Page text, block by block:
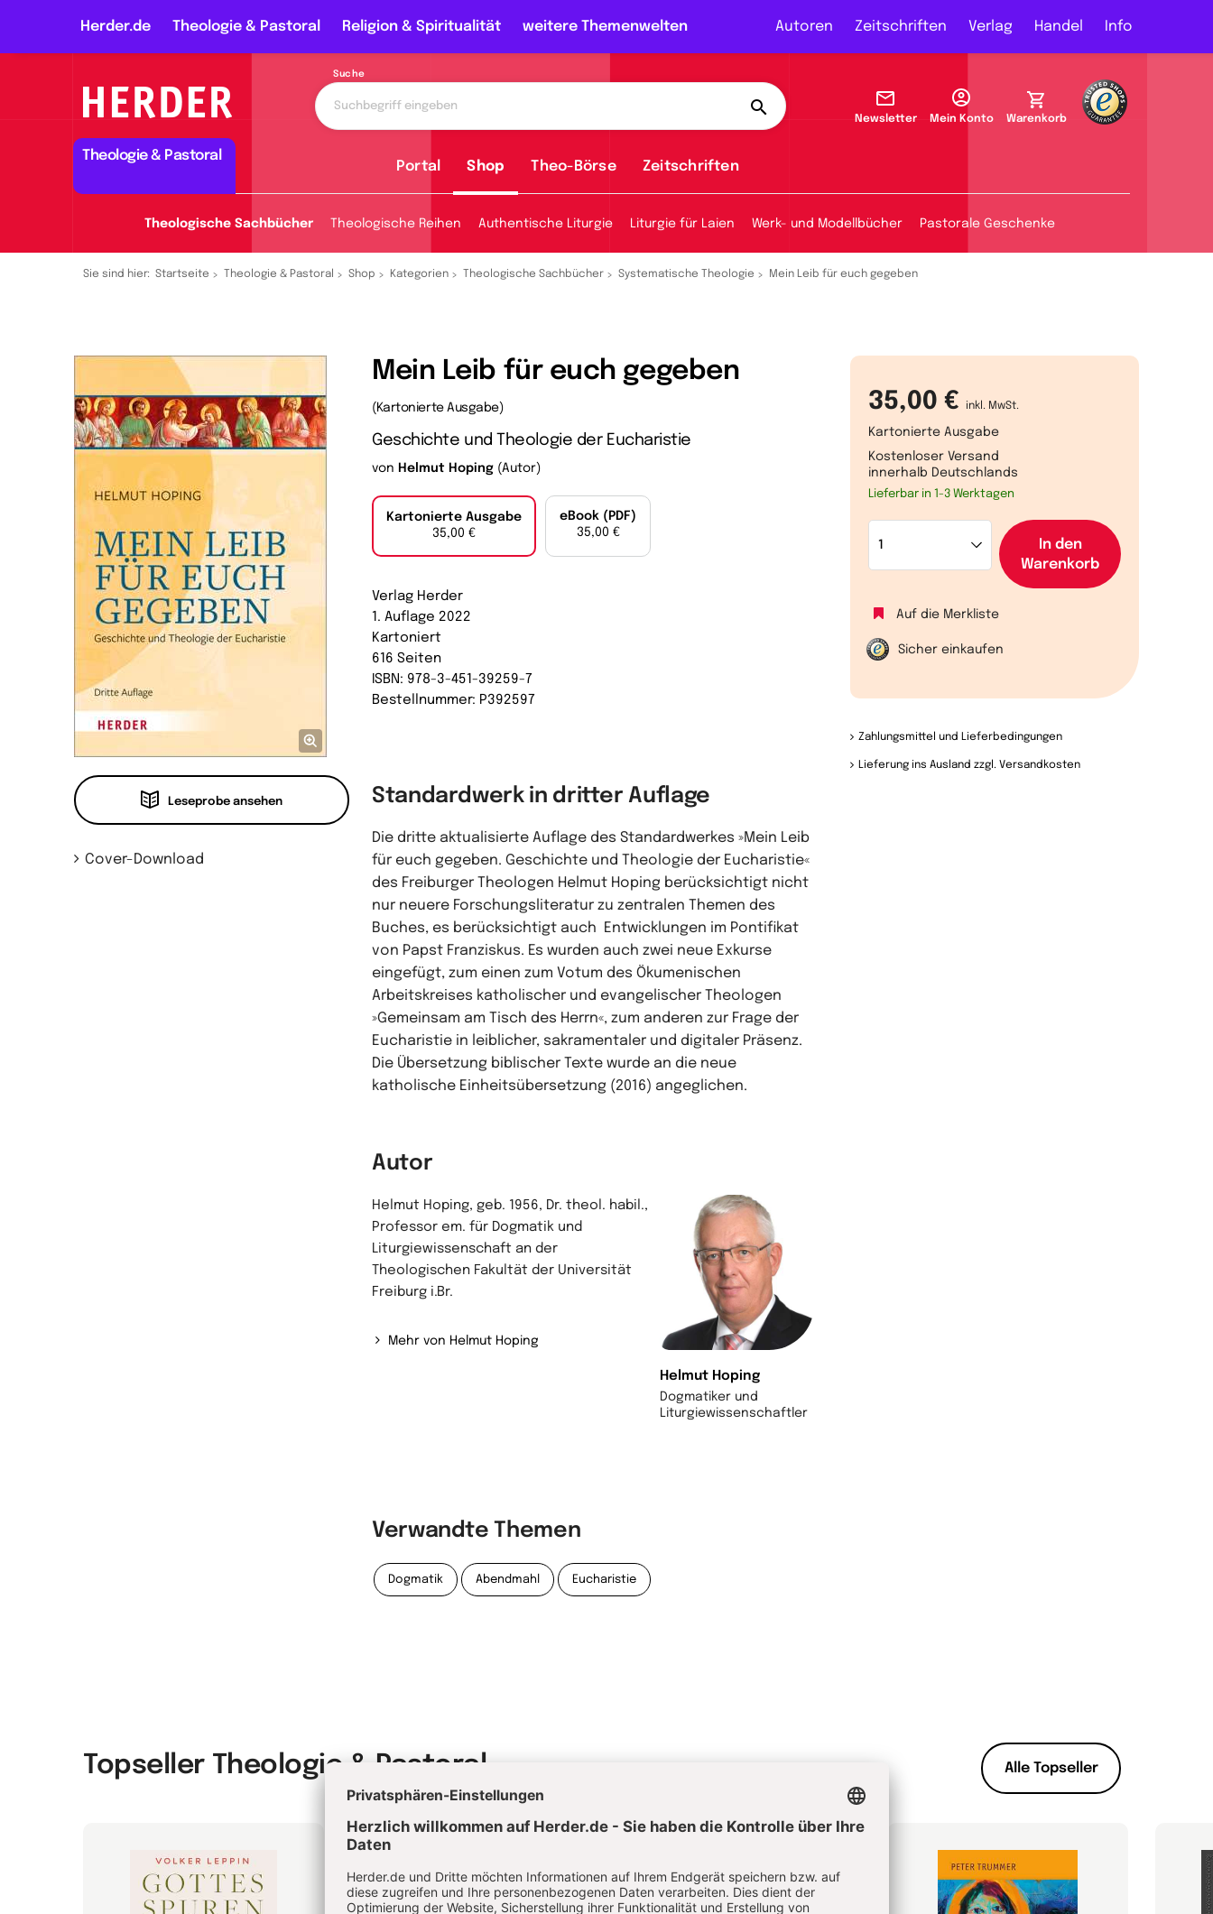
Herder.de Theologie & Pastoral Religion & Spiritualität weitere Themenwelten Autoren Zeitschriften Verlag Handel Info
Suche
Theologie & Pastoral
Newsletter Mein Konto Warenkorb
Portal Shop Theo-Börse Zeitschriften
Theologische Sachbücher Theologische Reihen Authentische Liturgie Liturgie für Laien Werk- und Modellbücher Pastorale Geschenke
Sie sind hier: Startseite Theologie & Pastoral Shop Kategorien Theologische Sachbücher Systematische Theologie Mein Leib für euch gegeben
Leseprobe ansehen
Cover-Download
35,00 € inkl. MwSt.
Kartonierte Ausgabe
Kostenloser Versand
innerhalb Deutschlands
Lieferbar in 1-3 Werktagen
In den
Warenkorb
Auf die Merkliste
Sicher einkaufen
Zahlungsmittel und Lieferbedingungen
Lieferung ins Ausland zzgl. Versandkosten
Mein Leib für euch gegeben
(Kartonierte Ausgabe)
Geschichte und Theologie der Eucharistie
von Helmut Hoping (Autor)
Kartonierte Ausgabe
35,00 €
eBook (PDF)
35,00 €
Verlag Herder
1. Auflage 2022
Kartoniert
616 Seiten
ISBN: 978-3-451-39259-7
Bestellnummer: P392597
Standardwerk in dritter Auflage
Die dritte aktualisierte Auflage des Standardwerkes »Mein Leib
für euch gegeben. Geschichte und Theologie der Eucharistie«
des Freiburger Theologen Helmut Hoping berücksichtigt nicht
nur neuere Forschungsliteratur zu zentralen Themen des
Buches, es berücksichtigt auch Entwicklungen im Pontifikat
von Papst Franziskus. Es wurden auch zwei neue Exkurse
eingefügt, zum einen zum Votum des Ökumenischen
Arbeitskreises katholischer und evangelischer Theologen
»Gemeinsam am Tisch des Herrn«, zum anderen zur Frage der
Eucharistie in leiblicher, sakramentaler und digitaler Präsenz.
Die Übersetzung biblischer Texte wurde an die neue
katholische Einheitsübersetzung (2016) angeglichen.
Autor
Helmut Hoping
Dogmatiker und
Liturgiewissenschaftler
Helmut Hoping, geb. 1956, Dr. theol. habil.,
Professor em. für Dogmatik und
Liturgiewissenschaft an der
Theologischen Fakultät der Universität
Freiburg i.Br.
Mehr von Helmut Hoping
Verwandte Themen
Dogmatik Abendmahl Eucharistie
Topseller Theologie & Pastoral Alle Topseller